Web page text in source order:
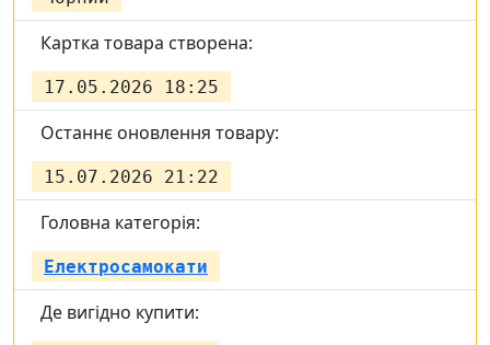
Картка товара створена:
17.05.2026 18:25
Останнє оновлення товару:
15.07.2026 21:22
Головна категорія:
Електросамокати
Де вигідно купити: